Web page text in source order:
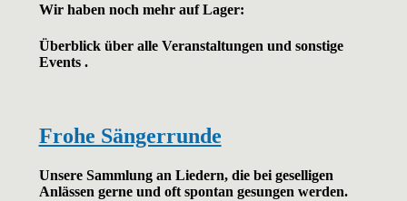
Wir haben noch mehr auf Lager:
Überblick über alle Veranstaltungen und sonstige
Events .
Frohe Sängerrunde
Unsere Sammlung an Liedern, die bei geselligen
Anlässen gerne und oft spontan gesungen werden.